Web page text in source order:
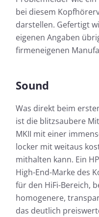
bei diesem
darstellen. Gefertigt
eigenen Angaben
firmeneigenen
Sound
Was direkt beim
ist die blitzsaubere
MKII mit einer
locker mit weitaus
mithalten kann. Ein
High-End-Marke des
für den HiFi-Bereich,
homogenere,
das deutlich